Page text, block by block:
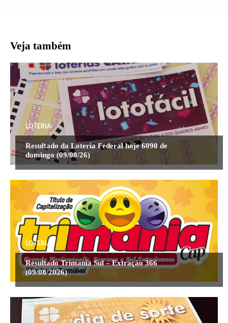
Veja também
LOTERIA
Resultado da Loteria Federal hoje 6090 de
domingo (09/08/26)
LOTERIA
Resultado Trimania Sul – Extração 366
(09/08/2026)